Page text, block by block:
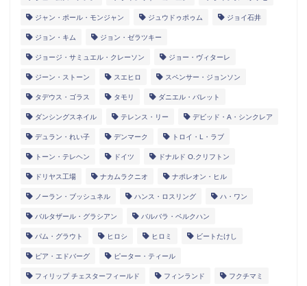
ジャン・ポール・モンジャン ジュウドゥポゥム ジョイ石井
ジョン・キム ジョン・ゼラツキー
ジョージ・サミュエル・クレーソン ジョー・ヴィターレ
ジーン・ストーン スエヒロ スペンサー・ジョンソン
タデウス・ゴラス タモリ ダニエル・バレット
ダンシングスネイル テレンス・リー デビッド・A・シンクレア
デュラン・れい子 デンマーク トロイ・L・ラブ
トーン・テレヘン ドイツ ドナルド O.クリフトン
ドリヤス工場 ナカムラクニオ ナポレオン・ヒル
ノーラン・ブッシュネル ハンス・ロスリング ハ・ワン
バルタザール・グラシアン バルバラ・ベルクハン
パム・グラウト ヒロシ ヒロミ ビートたけし
ピア・エドバーグ ピーター・ティール
フィリップ チェスターフィールド フィンランド フクチマミ